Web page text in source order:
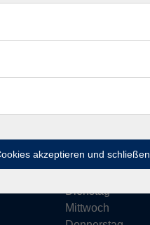
Wir machen
Ab Montag, 24.
Dienstag
Mittwoch
akzeptieren und schließen